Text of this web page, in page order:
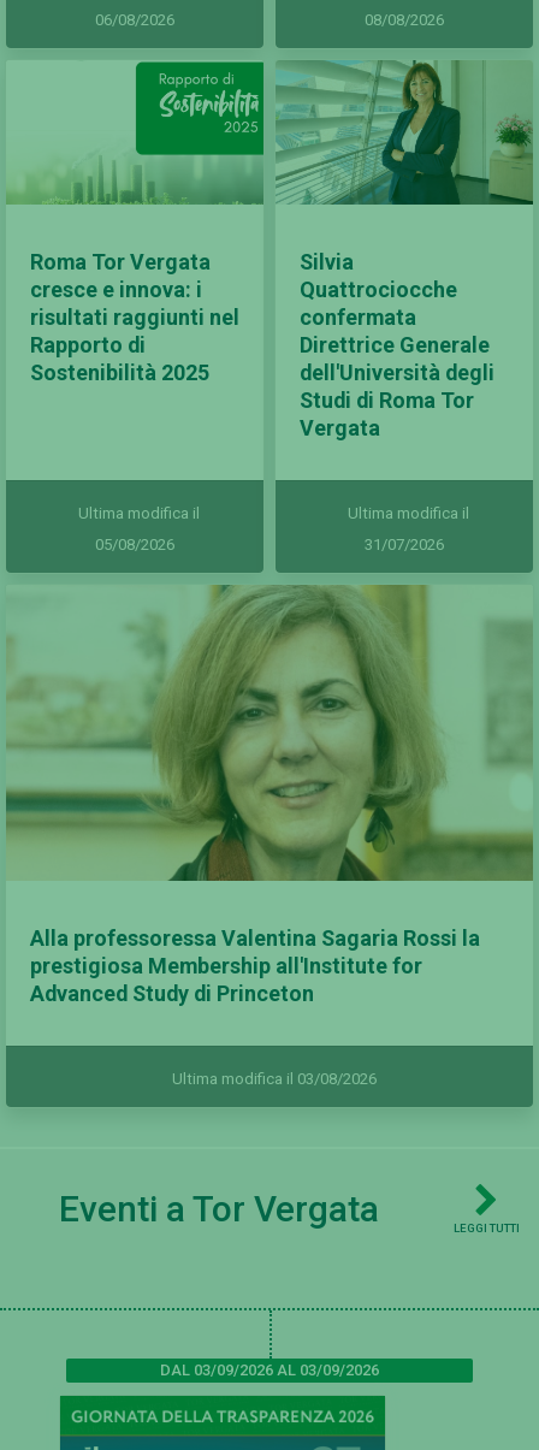
06/08/2026
08/08/2026
Roma Tor Vergata
cresce e innova: i
risultati raggiunti nel
Rapporto di
Sostenibilità 2025
Ultima modifica il
05/08/2026
Silvia
Quattrociocche
confermata
Direttrice Generale
dell'Università degli
Studi di Roma Tor
Vergata
Ultima modifica il
31/07/2026
Alla professoressa Valentina Sagaria Rossi la
prestigiosa Membership all'Institute for
Advanced Study di Princeton
Ultima modifica il 03/08/2026
Eventi a Tor Vergata LEGGI TUTTI
DAL 03/09/2026 AL 03/09/2026